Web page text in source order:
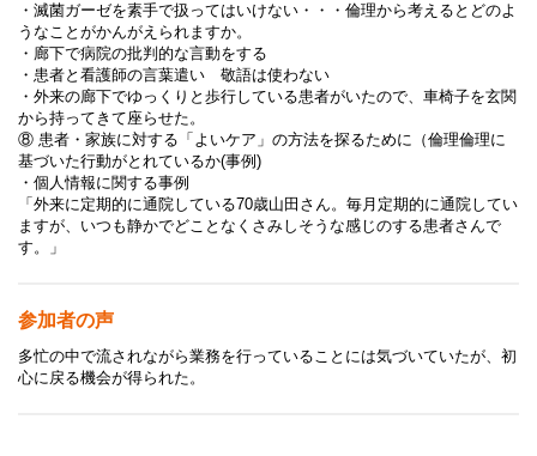
・滅菌ガーゼを素手で扱ってはいけない・・・倫理から考えるとどのよ
うなことがかんがえられますか。
・廊下で病院の批判的な言動をする
・患者と看護師の言葉遣い 敬語は使わない
・外来の廊下でゆっくりと歩行している患者がいたので、車椅子を玄関
から持ってきて座らせた。
⑧ 患者・家族に対する「よいケア」の方法を探るために（倫理倫理に
基づいた行動がとれているか(事例)
・個人情報に関する事例
「外来に定期的に通院している70歳山田さん。毎月定期的に通院してい
ますが、いつも静かでどことなくさみしそうな感じのする患者さんで
す。」
参加者の声
多忙の中で流されながら業務を行っていることには気づいていたが、初
心に戻る機会が得られた。